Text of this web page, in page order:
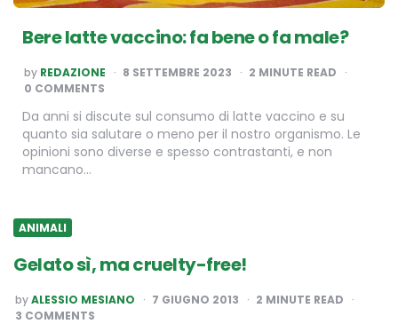
Bere latte vaccino: fa bene o fa male?
POSTED
BY
by REDAZIONE 8 SETTEMBRE 2023 2 MINUTE READ
0 COMMENTS
Da anni si discute sul consumo di latte vaccino e su
quanto sia salutare o meno per il nostro organismo. Le
opinioni sono diverse e spesso contrastanti, e non
mancano…
ANIMALI
Gelato sì, ma cruelty-free!
POSTED
BY
byALESSIO MESIANO 7 GIUGNO 2013 2 MINUTE READ
3 COMMENTS